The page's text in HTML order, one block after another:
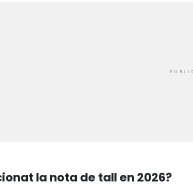
la nota de tall en 2026?